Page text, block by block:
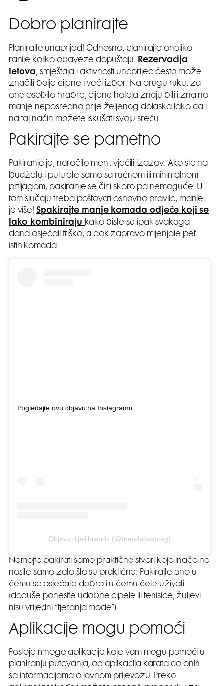
Dobro planirajte
Planirajte unaprijed! Odnosno, planirajte onoliko
ranije koliko obaveze dopuštaju. Rezervacija
letova, smještaja i aktivnosti unaprijed često može
značiti bolje cijene i veći izbor. Na drugu ruku, za
one osobito hrabre, cijene hotela znaju biti i znatno
manje neposredno prije željenog dolaska tako da i
na taj način možete iskušati svoju sreću.
Pakirajte se pametno
Pakiranje je, naročito meni, vječiti izazov. Ako ste na
budžetu i putujete samo sa ručnom ili minimalnom
prtljagom, pakiranje se čini skoro pa nemoguće. U
tom slučaju treba poštovati osnovno pravilo, manje
je više! Spakirajte manje komada odjeće koji se
lako kombiniraju kako biste se ipak svakoga
dana osjećali friško, a dok zapravo mijenjate pet
istih komada.
Pogledajte ovu objavu na Instagramu.
Objavu dijeli brenda (@brendahashtag)
Nemojte pakirati samo praktične stvari koje inače ne
nosite samo zato što su praktične. Pakirajte ono u
čemu se osjećate dobro i u čemu ćete uživati
(doduše ponesite udobne cipele ili tenisice, žuljevi
nisu vrijedni “tjeranja mode”)
Aplikacije mogu pomoći
Postoje mnoge aplikacije koje vam mogu pomoći u
planiranju putovanja, od aplikacija karata do onih
sa informacijama o javnom prijevozu. Preko